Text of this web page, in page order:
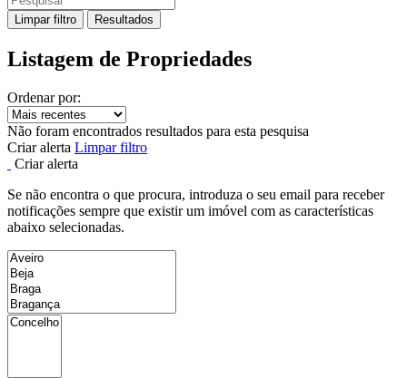
Limpar filtro Resultados
Listagem de Propriedades
Ordenar por:
Não foram encontrados resultados para esta pesquisa
Criar alerta Limpar filtro
Criar alerta
Se não encontra o que procura, introduza o seu email para receber
notificações sempre que existir um imóvel com as características
abaixo selecionadas.